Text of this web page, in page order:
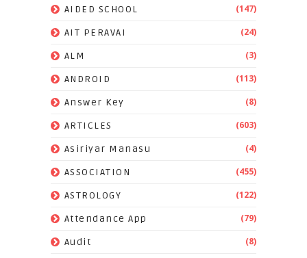
AIDED SCHOOL (147)
AIT PERAVAI (24)
ALM (3)
ANDROID (113)
Answer Key (8)
ARTICLES (603)
Asiriyar Manasu (4)
ASSOCIATION (455)
ASTROLOGY (122)
Attendance App (79)
Audit (8)